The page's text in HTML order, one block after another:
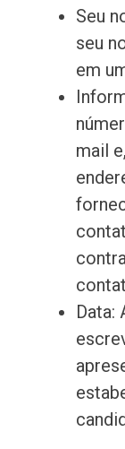
Seu
seu
em
mail
Data: